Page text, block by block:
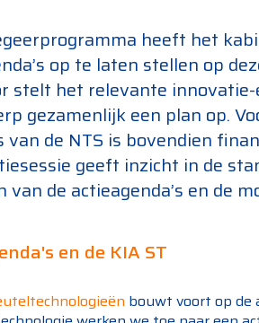
heeft het
op te laten stellen op
stelt het relevante
gezamenlijk een plan op.
van de NTS is bovendien
geeft inzicht in de
van de actieagenda’s en de
en de KIA ST
bouwt voort op de